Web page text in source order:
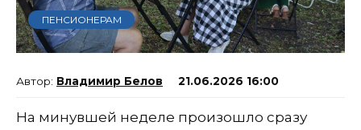
ПЕНСИОНЕРАМ
Владимир Белов 21.06.2026 16:00
На минувшей неделе произошло сразу